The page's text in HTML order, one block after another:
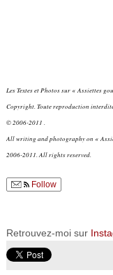
Les Textes et Photos sur « Assiettes
Copyright. Toute reproduction
© 2006-2011 .
All writing and photography on «
2006-2011. All rights reserved.
Follow
Retrouvez-moi sur